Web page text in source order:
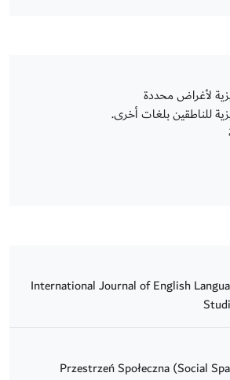
لأغراض محددة
للناطقين بلغات أخرى.
International Journal of English
Przestrzeń Społeczna (Social